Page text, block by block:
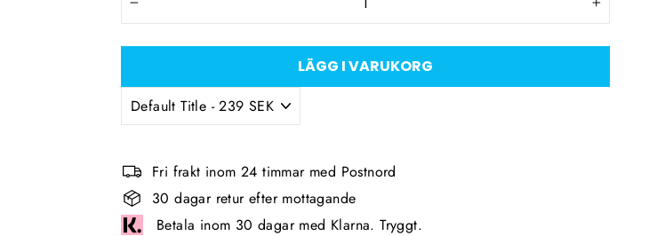
+
LÄGG I VARUKORG
Fri frakt inom 24 timmar med Postnord
30 dagar retur efter mottagande
Betala inom 30 dagar med Klarna. Tryggt.